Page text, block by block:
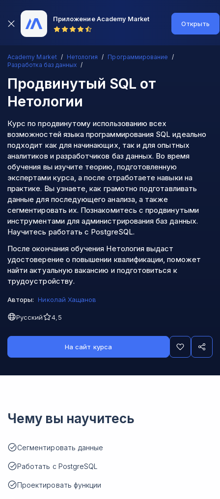
Приложение Academy Market
Открыть
Academy Market Нетология
Программирование
Разработка баз данных
Продвинутый SQL от
Нетологии
Курс по продвинутому использованию всех
возможностей языка программирования SQL идеально
подходит как для начинающих, так и для опытных
аналитиков и разработчиков баз данных. Во время
обучения вы изучите теорию, подготовленную
экспертами курса, а после отработаете навыки на
практике. Вы узнаете, как грамотно подготавливать
данные для последующего анализа, а также
сегментировать их. Познакомитесь с продвинутыми
инструментами для администрирования баз данных.
Научитесь работать с PostgreSQL.
После окончания обучения Нетология выдаст
удостоверение о повышении квалификации, поможет
найти актуальную вакансию и подготовиться к
трудоустройству.
Авторы: Николай Хащанов
Русский 4,5
На сайт курса
Чему вы научитесь
Сегментировать данные
Работать с PostgreSQL
Проектировать функции